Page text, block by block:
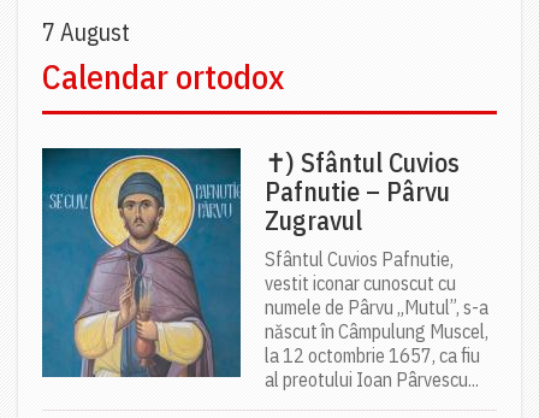
7 August
Calendar ortodox
✝) Sfântul Cuvios
Pafnutie – Pârvu
Zugravul
Sfântul Cuvios Pafnutie,
vestit iconar cunoscut cu
numele de Pârvu „Mutul”, s-a
născut în Câmpulung Muscel,
la 12 octombrie 1657, ca fiu
al preotului Ioan Pârvescu...